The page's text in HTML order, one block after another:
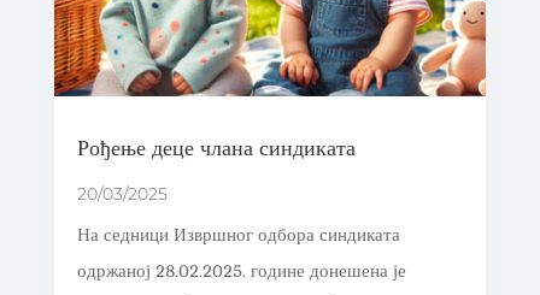
Рођење деце члана синдиката
20/03/2025
На седници Извршног одбора синдиката
одржаној 28.02.2025. године донешена је